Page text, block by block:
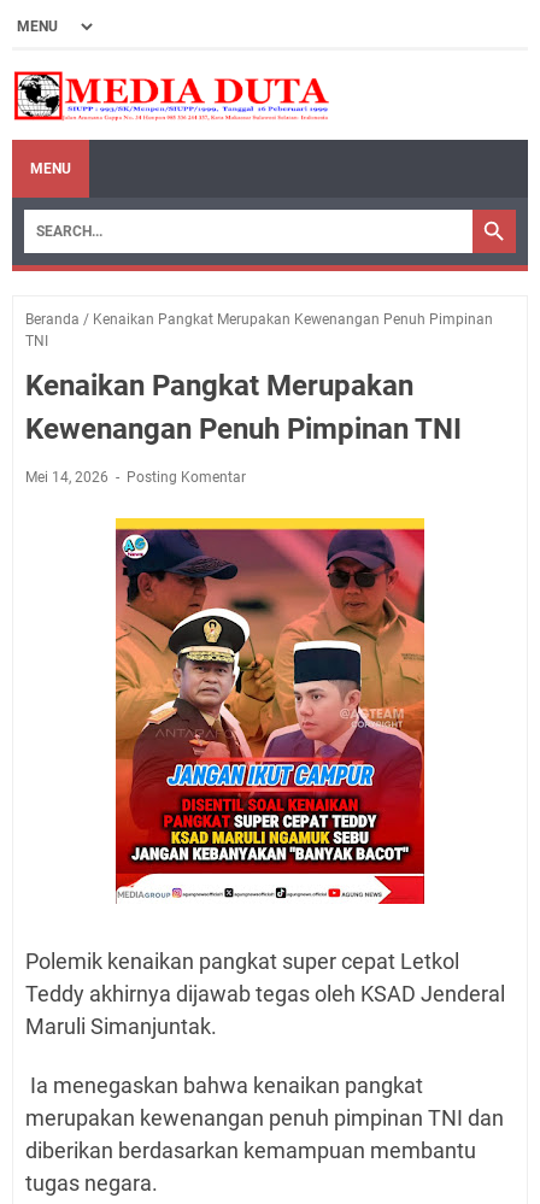
MENU
Beranda / Kenaikan Pangkat Merupakan Kewenangan Penuh Pimpinan
TNI
Kenaikan Pangkat Merupakan
Kewenangan Penuh Pimpinan TNI
Mei 14, 2026 Posting Komentar
Polemik kenaikan pangkat super cepat Letkol
Teddy akhirnya dijawab tegas oleh KSAD Jenderal
Maruli Simanjuntak.
Ia menegaskan bahwa kenaikan pangkat
merupakan kewenangan penuh pimpinan TNI dan
diberikan berdasarkan kemampuan membantu
tugas negara.